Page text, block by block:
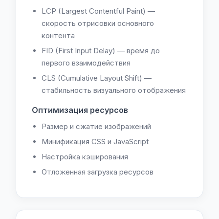
LCP (Largest Contentful Paint) —
скорость отрисовки основного
контента
FID (First Input Delay) — время до
первого взаимодействия
CLS (Cumulative Layout Shift) —
стабильность визуального отображения
Оптимизация ресурсов
Размер и сжатие изображений
Минификация CSS и JavaScript
Настройка кэширования
Отложенная загрузка ресурсов